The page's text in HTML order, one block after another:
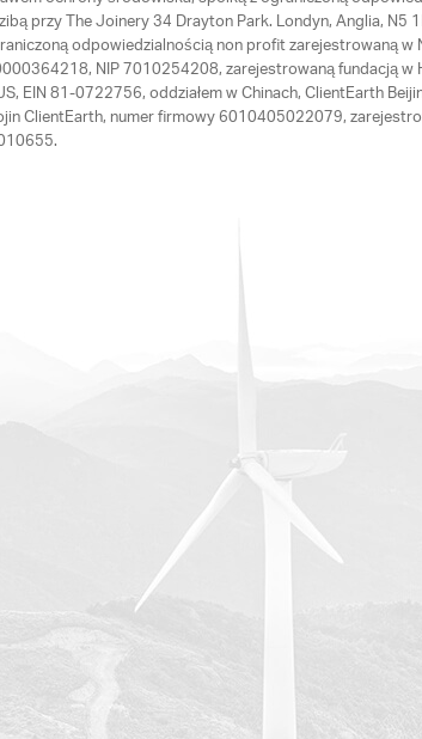
przy The Joinery 34 Drayton Park. Londyn, Anglia, N5
odpowiedzialnością non profit zarejestrowaną
NIP 7010254208, zarejestrowaną fundacją
EIN 81-0722756, oddziałem w Chinach, ClientEarth
ClientEarth, numer firmowy 6010405022079,